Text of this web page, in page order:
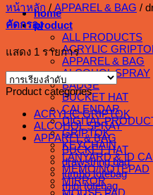
home
product
ALL PRODUCTS
ACRYLIC
APPAREL & BAG
ALCOHOL SPRAY
BADGE
BUCKET HAT
CALENDAR
DIGITAL
GRIPTOK
KEYCHAIN
LANYARD & ID
MEMO/NOTEPAD
MIRROR
หน้าหลัก / APPAREL & BAG /
คัดกรอง
แสดง 1 รายการ
Product categories
ACRYLIC GRIPTOK
ALCOHOL SPRAY
APPAREL & BAG
BUCKET HAT
drawstring bag
jumbo totebag
mini totebag